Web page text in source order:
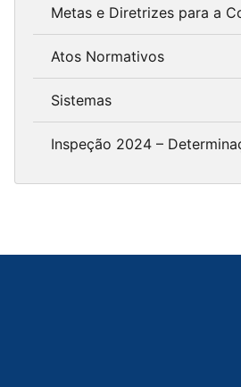
Metas e Diretrizes para a
Atos Normativos
Sistemas
Inspeção 2024 –